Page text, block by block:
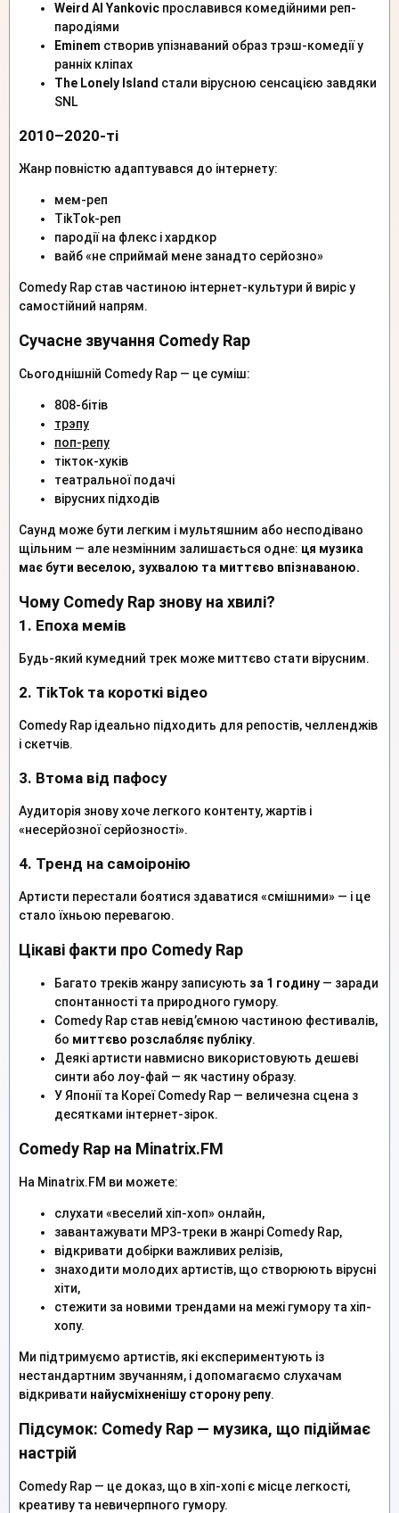
Weird Al Yankovic прославився комедійними реп-
пародіями
Eminem створив упізнаваний образ трэш-комедії у
ранніх кліпах
The Lonely Island стали вірусною сенсацією завдяки
SNL
2010–2020-ті
Жанр повністю адаптувався до інтернету:
мем-реп
TikTok-реп
пародії на флекс і хардкор
вайб «не сприймай мене занадто серйозно»
Comedy Rap став частиною інтернет-культури й виріс у
самостійний напрям.
Сучасне звучання Comedy Rap
Сьогоднішній Comedy Rap — це суміш:
808-бітів
трэпу
поп-репу
тікток-хуків
театральної подачі
вірусних підходів
Саунд може бути легким і мультяшним або несподівано
щільним — але незмінним залишається одне: ця музика
має бути веселою, зухвалою та миттєво впізнаваною.
Чому Comedy Rap знову на хвилі?
1. Епоха мемів
Будь-який кумедний трек може миттєво стати вірусним.
2. TikTok та короткі відео
Comedy Rap ідеально підходить для репостів, челленджів
і скетчів.
3. Втома від пафосу
Аудиторія знову хоче легкого контенту, жартів і
«несерйозної серйозності».
4. Тренд на самоіронію
Артисти перестали боятися здаватися «смішними» — і це
стало їхньою перевагою.
Цікаві факти про Comedy Rap
Багато треків жанру записують за 1 годину — заради
спонтанності та природного гумору.
Comedy Rap став невід’ємною частиною фестивалів,
бо миттєво розслабляє публіку.
Деякі артисти навмисно використовують дешеві
синти або лоу-фай — як частину образу.
У Японії та Кореї Comedy Rap — величезна сцена з
десятками інтернет-зірок.
Comedy Rap на Minatrix.FM
На Minatrix.FM ви можете:
слухати «веселий хіп-хоп» онлайн,
завантажувати MP3-треки в жанрі Comedy Rap,
відкривати добірки важливих релізів,
знаходити молодих артистів, що створюють вірусні
хіти,
стежити за новими трендами на межі гумору та хіп-
хопу.
Ми підтримуємо артистів, які експериментують із
нестандартним звучанням, і допомагаємо слухачам
відкривати найусміхненішу сторону репу.
Підсумок: Comedy Rap — музика, що підіймає
настрій
Comedy Rap — це доказ, що в хіп-хопі є місце легкості,
креативу та невичерпного гумору.